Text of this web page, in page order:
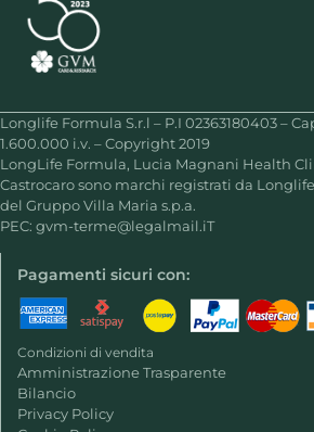
Longlife Formula S.r.l – P.I 02363180403 –
1.600.000 i.v. – Copyright 2019
LongLife Formula, Lucia Magnani Health
Castrocaro sono marchi registrati da
del Gruppo Villa Maria s.p.a.
PEC: gvm-terme@legalmail.iT
Pagamenti sicuri con:
Condizioni di vendita
Amministrazione Trasparente
Bilancio
Privacy Policy